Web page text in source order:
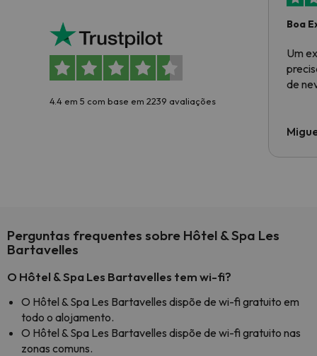
4.4 em 5 com base em 2239 avaliações
Boa
Um
de
Perguntas frequentes sobre Hôtel & Spa Les
Bartavelles
O Hôtel & Spa Les Bartavelles tem wi-fi?
O Hôtel & Spa Les Bartavelles dispõe de wi-fi gratuito em
todo o alojamento.
O Hôtel & Spa Les Bartavelles dispõe de wi-fi gratuito nas
zonas comuns.